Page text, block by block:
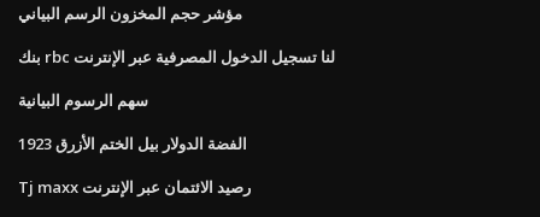
مؤشر حجم المخزون الرسم البياني
بنك rbc لنا تسجيل الدخول المصرفية عبر الإنترنت
سهم الرسوم البيانية
1923 الفضة الدولار بيل الختم الأزرق
Tj maxx رصيد الائتمان عبر الإنترنت